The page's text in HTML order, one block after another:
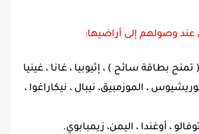
عند وصولهم إلى أراضيها:
تمنح بطاقة سائح ) ، إثيوبيا ، غانا ، غينيا
، الموزمبيق، نيبال ، نيكاراغوا ،
، أوغندا ، اليمن، زيمبابوي.